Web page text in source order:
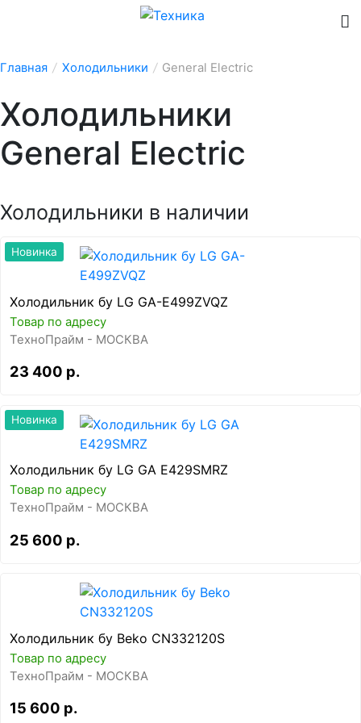
Главная / Холодильники / General Electric
Холодильники
General Electric
Холодильники в наличии
Новинка
Холодильник бу LG GA-E499ZVQZ
Товар по адресу
ТехноПрайм - МОСКВА
23 400 р.
Новинка
Холодильник бу LG GA E429SMRZ
Товар по адресу
ТехноПрайм - МОСКВА
25 600 р.
Холодильник бу Beko CN332120S
Товар по адресу
ТехноПрайм - МОСКВА
15 600 р.